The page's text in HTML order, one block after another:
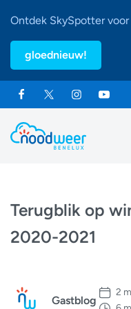
Ontdek SkySpotter
gloednieuw!
Terugblik op
2020-2021
Gastblog
2